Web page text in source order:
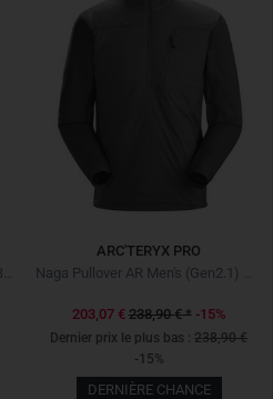
ARC'TERYX PRO
203,07 € 238,90 €* -15%
Dernier prix le plus bas : 238,90 €
-15%
DERNIÈRE CHANCE